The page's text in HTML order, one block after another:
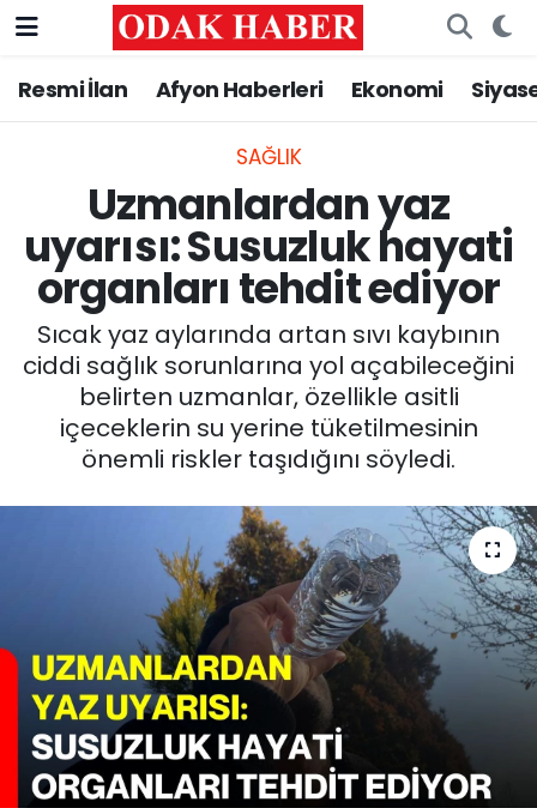
Resmi İlan Afyon Haberleri Ekonomi
SAĞLIK
Uzmanlardan yaz
uyarısı: Susuzluk hayati
organları tehdit ediyor
Sıcak yaz aylarında artan sıvı kaybının
ciddi sağlık sorunlarına yol açabileceğini
belirten uzmanlar, özellikle asitli
içeceklerin su yerine tüketilmesinin
önemli riskler taşıdığını söyledi.
AFYONKARAHİSAR HABERLERİ
ASAYİŞ
GÜNCEL
SİYASET
EĞİTİM
MAGAZİN
11:11 MANŞET
Nöbetçi Eczaneler
Trafik Durumu
Süper Lig Puan Durumu ve Fikstür
Tüm Manşetler
Son Dakika Haberleri
Haber Arşivi